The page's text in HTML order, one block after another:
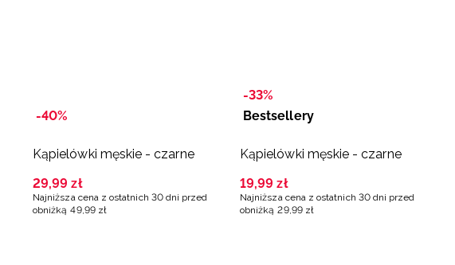
-40%
Kąpielówki męskie - czarne
29,99 zł
Najniższa cena z ostatnich 30 dni przed
obniżką 49, 99 zł
-33%
Bestsellery
Kąpielówki męskie - czarne
19,99 zł
Najniższa cena z ostatnich 30 dni przed
obniżką 29, 99 zł